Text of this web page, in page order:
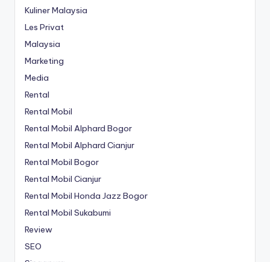
Kuliner Malaysia
Les Privat
Malaysia
Marketing
Media
Rental
Rental Mobil
Rental Mobil Alphard Bogor
Rental Mobil Alphard Cianjur
Rental Mobil Bogor
Rental Mobil Cianjur
Rental Mobil Honda Jazz Bogor
Rental Mobil Sukabumi
Review
SEO